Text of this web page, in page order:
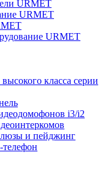
URMET
URMET
URMET
класса серии
i3/i2
и пейджинг